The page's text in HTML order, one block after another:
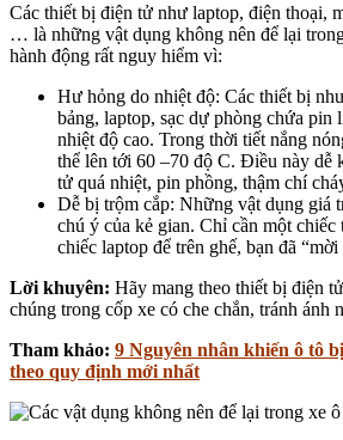
Các thiết bị điện tử như laptop, điện thoại,
… là những vật dụng không nên để lại
hành động rất nguy hiểm vì:
Hư hỏng do nhiệt độ: Các thiết bị
bảng, laptop, sạc dự phòng chứa pin
nhiệt độ cao. Trong thời tiết nắng
thể lên tới 60 –70 độ C. Điều này dễ
tử quá nhiệt, pin phồng, thậm chí
Dễ bị trộm cắp: Những vật dụng giá
chú ý của kẻ gian. Chỉ cần một
chiếc laptop để trên ghế, bạn đã
Lời khuyên: Hãy mang theo thiết bị điện
chúng trong cốp xe có che chắn, tránh ánh
Tham khảo: 9 Nguyên nhân khiến ô tô
theo quy định mới nhất